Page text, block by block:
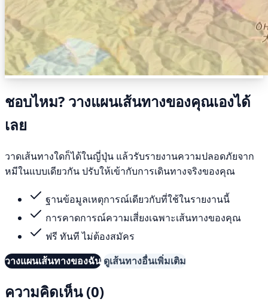
ชอบไหม? วางแผนเส้นทางของคุณเองได้
เลย
วาดเส้นทางใดก็ได้ในญี่ปุ่น แล้วรับรายงานความปลอดภัยจาก
หมีในแบบเดียวกัน ปรับให้เข้ากับการเดินทางจริงของคุณ
ฐานข้อมูลเหตุการณ์เดียวกับที่ใช้ในรายงานนี้
การคาดการณ์ความเสี่ยงเฉพาะเส้นทางของคุณ
ฟรี ทันที ไม่ต้องสมัคร
วางแผนเส้นทางของฉัน ดูเส้นทางอื่นเพิ่มเติม
ความคิดเห็น (0)